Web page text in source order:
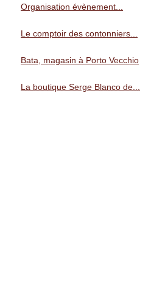
Organisation évènement...
Le comptoir des contonniers...
Bata, magasin à Porto Vecchio
La boutique Serge Blanco de...